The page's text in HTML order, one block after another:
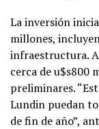
La inversión
millones,
infraestructura.
cerca de u$s800
preliminares.
Lundin puedan
de fin de año”,